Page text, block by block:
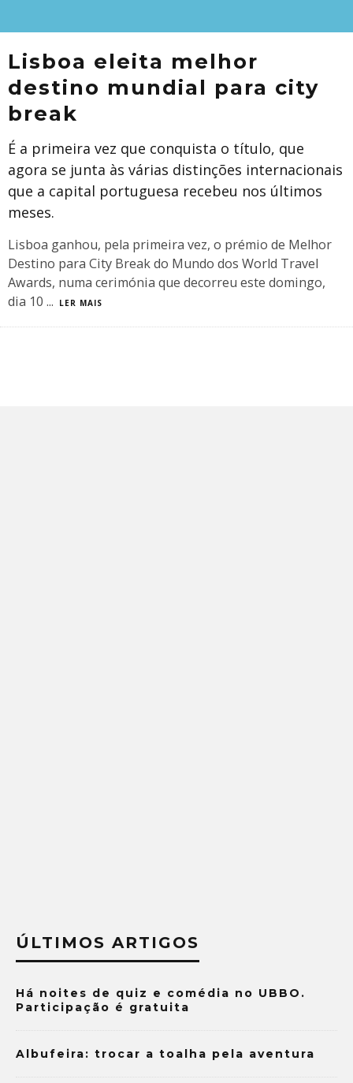
Lisboa eleita melhor
destino mundial para city
break
É a primeira vez que conquista o título, que
agora se junta às várias distinções internacionais
que a capital portuguesa recebeu nos últimos
meses.
Lisboa ganhou, pela primeira vez, o prémio de Melhor
Destino para City Break do Mundo dos World Travel
Awards, numa cerimónia que decorreu este domingo,
dia 10 ... LER MAIS
ÚLTIMOS ARTIGOS
Há noites de quiz e comédia no UBBO.
Participação é gratuita
Albufeira: trocar a toalha pela aventura